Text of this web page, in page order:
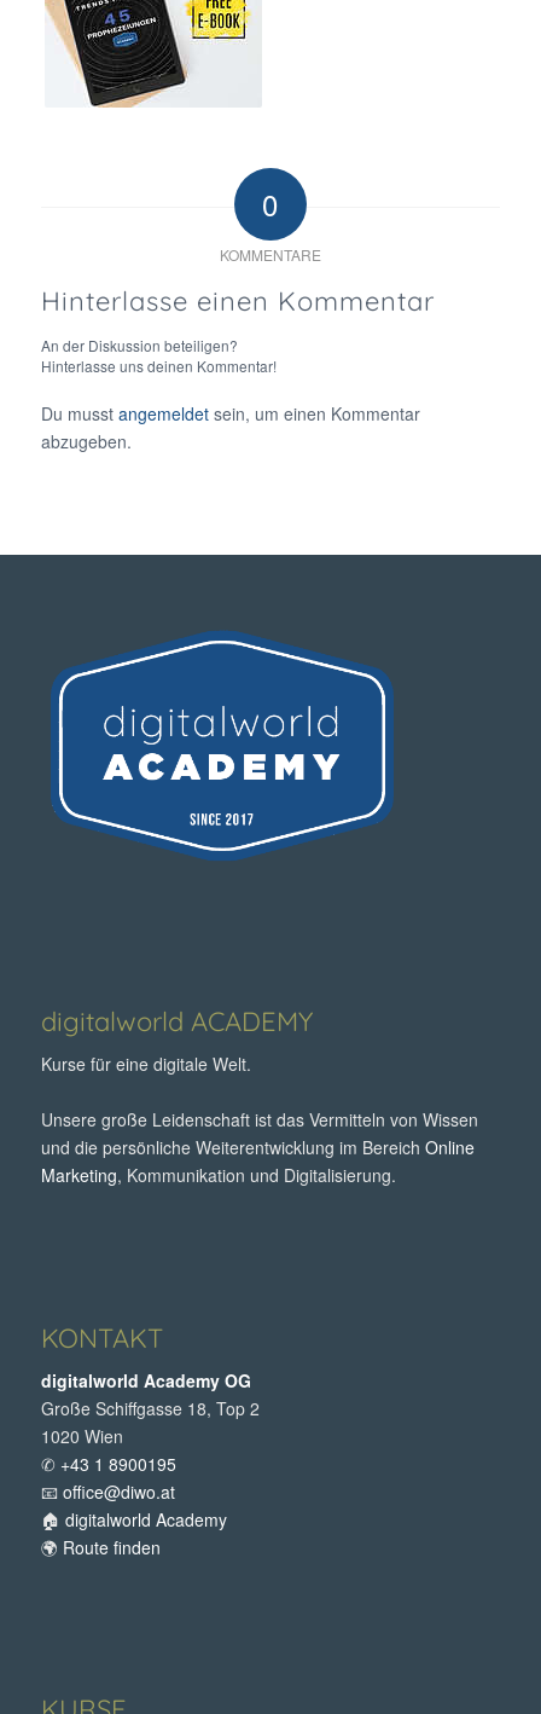
0
KOMMENTARE
Hinterlasse einen Kommentar
An der Diskussion beteiligen?
Hinterlasse uns deinen Kommentar!
Du musst angemeldetsein, um einen Kommentar
abzugeben.
digitalworld ACADEMY
Kurse für eine digitale Welt.
Unsere große Leidenschaft ist das Vermitteln von Wissen
und die persönliche Weiterentwicklung im Bereich Online
Marketing, Kommunikation und Digitalisierung.
KONTAKT
digitalworld Academy OG
Große Schiffgasse 18, Top 2
1020 Wien
✆ +43 1 8900195
📧 office@diwo.at
🏠 digitalworld Academy
🌍 Route finden